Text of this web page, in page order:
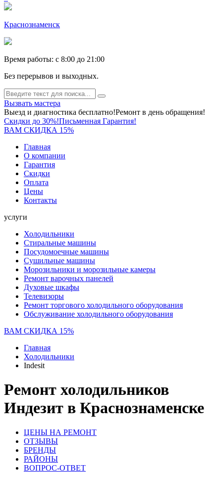
Краснознаменск
Время работы: c 8:00 до 21:00
Без перерывов и выходных.
Вызвать мастера
Выезд и диагностика бесплатно!Ремонт в день обращения!
Скидки до 30%!Письменная Гарантия!
ВАМ СКИДКА 15%
Главная
О компании
Гарантия
Скидки
Оплата
Цены
Контакты
услуги
Холодильники
Стиральные машины
Посудомоечные машины
Сушильные машины
Морозильники и морозильные камеры
Ремонт варочных панелей
Духовые шкафы
Телевизоры
Ремонт торгового холодильного оборудования
Обслуживание холодильного оборудования
ВАМ СКИДКА 15%
Главная
Холодильники
Indesit
Ремонт холодильников
Индезит в Краснознаменске
ЦЕНЫ НА РЕМОНТ
ОТЗЫВЫ
БРЕНДЫ
РАЙОНЫ
ВОПРОС-ОТВЕТ